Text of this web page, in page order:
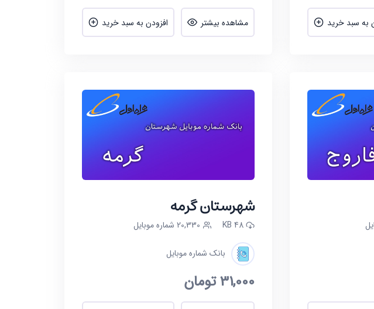
به سبد خرید مشاهده بیشتر افزودن به سبد خرید
شهرستان گرمه
48 KB 20,330 شماره موبایل
بانک شماره موبایل
31,000تومان